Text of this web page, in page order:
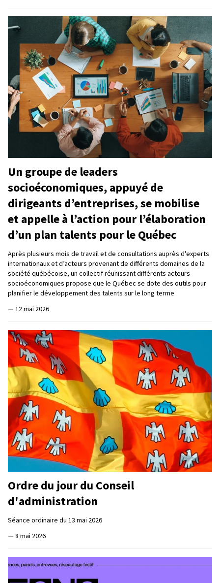
Un groupe de leaders
socioéconomiques, appuyé de
dirigeants d’entreprises, se mobilise
et appelle à l’action pour l’élaboration
d’un plan talents pour le Québec
Après plusieurs mois de travail et de consultations auprès d'experts
internationaux et d’acteurs provenant de différents domaines de la
société québécoise, un collectif réunissant différents acteurs
socioéconomiques propose que le Québec se dote des outils pour
planifier le développement des talents sur le long terme
— 12 mai 2026
Ordre du jour du Conseil
d'administration
Séance ordinaire du 13 mai 2026
— 8 mai 2026